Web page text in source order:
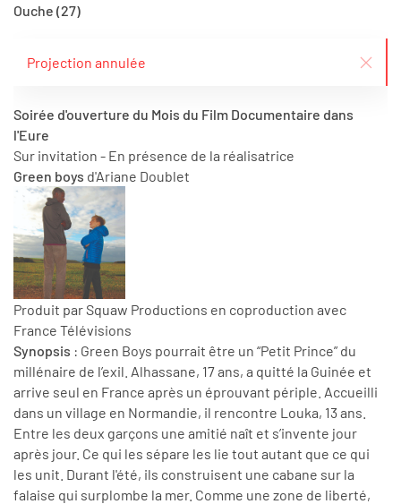
Ouche (27)
Projection annulée
Soirée d'ouverture du Mois du Film Documentaire dans
l'Eure
Sur invitation - En présence de la réalisatrice
Green boys d'Ariane Doublet
Produit par Squaw Productions en coproduction avec
France Télévisions
Synopsis : Green Boys pourrait être un “Petit Prince” du
millénaire de l’exil. Alhassane, 17 ans, a quitté la Guinée et
arrive seul en France après un éprouvant périple. Accueilli
dans un village en Normandie, il rencontre Louka, 13 ans.
Entre les deux garçons une amitié naît et s’invente jour
après jour. Ce qui les sépare les lie tout autant que ce qui
les unit. Durant l'été, ils construisent une cabane sur la
falaise qui surplombe la mer. Comme une zone de liberté,